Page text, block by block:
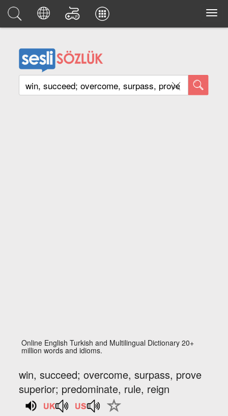
Online English Turkish and Multilingual Dictionary 20+
million words and idioms.
win, succeed; overcome, surpass, prove
superior; predominate, rule, reign